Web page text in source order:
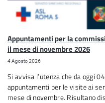
Appuntamenti per la
il mese di novembre 2026
4 Agosto 2026
Si avvisa l’utenza che da oggi
appuntamenti per le visite ai
mese di novembre. Risultano